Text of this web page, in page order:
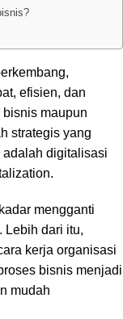
efisien, dan
maupun
strategis yang
digitalisasi
mengganti
Lebih dari itu,
kerja organisasi
bisnis menjadi
mudah